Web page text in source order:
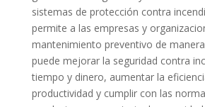
sistemas de protección contra
permite a las empresas y
mantenimiento preventivo de
puede mejorar la seguridad contra
tiempo y dinero, aumentar la
productividad y cumplir con las